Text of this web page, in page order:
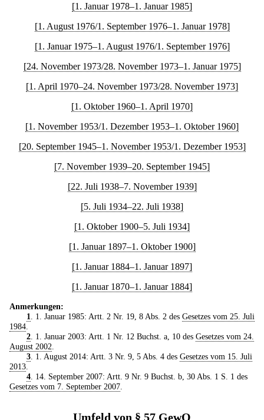
[1. Januar 1978–1. Januar 1985]
[1. August 1976/1. September 1976–1. Januar 1978]
[1. Januar 1975–1. August 1976/1. September 1976]
[24. November 1973/28. November 1973–1. Januar 1975]
[1. April 1970–24. November 1973/28. November 1973]
[1. Oktober 1960–1. April 1970]
[1. November 1953/1. Dezember 1953–1. Oktober 1960]
[20. September 1945–1. November 1953/1. Dezember 1953]
[7. November 1939–20. September 1945]
[22. Juli 1938–7. November 1939]
[5. Juli 1934–22. Juli 1938]
[1. Oktober 1900–5. Juli 1934]
[1. Januar 1897–1. Oktober 1900]
[1. Januar 1884–1. Januar 1897]
[1. Januar 1870–1. Januar 1884]
Anmerkungen:
1
. 1. Januar 1985: Artt. 2 Nr. 19, 8 Abs. 2 des Gesetzes vom 25. Juli
1984
2. 1. Januar 2003: Artt. 1 Nr. 12 Buchst. a, 10 des Gesetzes vom 24.
August 2002
3. 1. August 2014: Artt. 3 Nr. 9, 5 Abs. 4 des Gesetzes vom 15. Juli
2013
4. 14. September 2007: Artt. 9 Nr. 9 Buchst. b, 30 Abs. 1 S. 1 des
Gesetzes vom 7. September 2007
Umfeld von § 57 GewO